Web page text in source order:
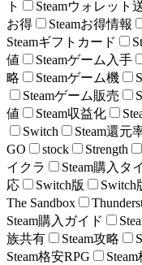
ト Steamウォレット
お得
Steamお得情報
Steamギフトカード
値
Steamゲーム入手
略
Steamゲーム機
Steamゲーム販売
値
Steam収益化
Switch
Steam還元
GO
stock Strength
イクラ
Steam購入タ
応
Switch版 Switch
The Sandbox
Steam購入ガイド
族共有
Steam攻略
Steam格安RPG